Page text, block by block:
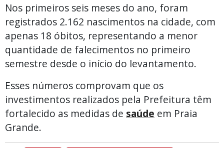
Nos primeiros seis meses do ano, foram
registrados 2.162 nascimentos na cidade, com
apenas 18 óbitos, representando a menor
quantidade de falecimentos no primeiro
semestre desde o início do levantamento.
Esses números comprovam que os
investimentos realizados pela Prefeitura têm
fortalecido as medidas de saúde em Praia
Grande.